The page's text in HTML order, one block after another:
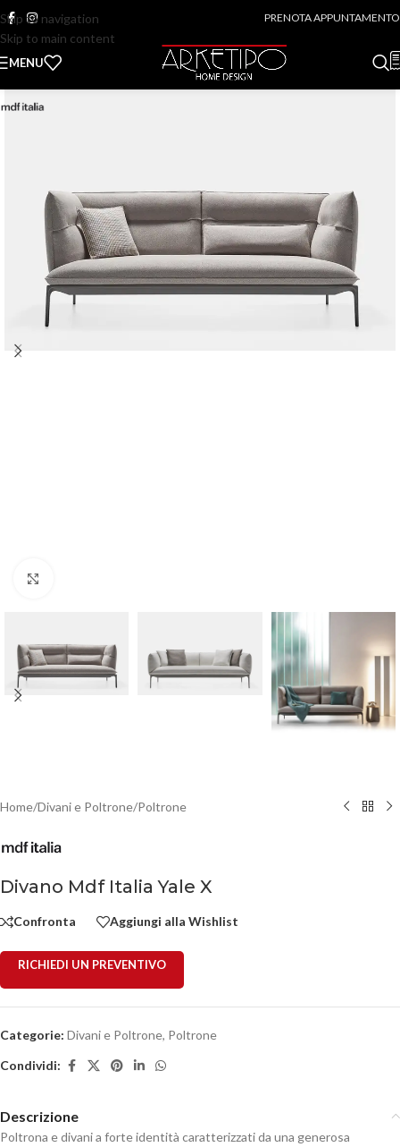
Skip to navigation
Skip to main content
PRENOTA APPUNTAMENTO
MENU
Home/Divani e Poltrone/Poltrone
Divano Mdf Italia Yale X
Confronta Aggiungi alla Wishlist
RICHIEDI UN PREVENTIVO
Categorie: Divani e Poltrone, Poltrone
Condividi:
Descrizione
Poltrona e divani a forte identità caratterizzati da una generosa